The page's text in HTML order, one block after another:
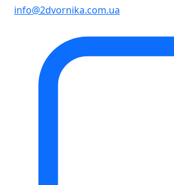
info@2dvornika.com.ua